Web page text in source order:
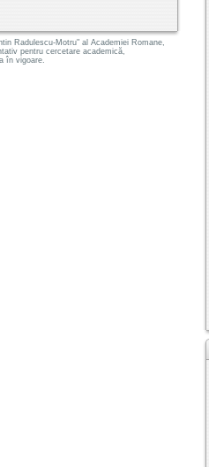
Radulescu-Motru" al Academiei Romane,
pentru cercetare academică,
în vigoare.